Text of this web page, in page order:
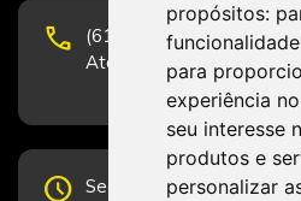
propósitos:
para
experiência
seu interesse
produtos e
personalizar
phone
(61) 3223-1652 e (61)
Atendimento por telefone
schedule Segunda-feira a Sexta-